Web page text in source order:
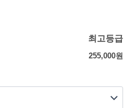
최고등급
255,000원